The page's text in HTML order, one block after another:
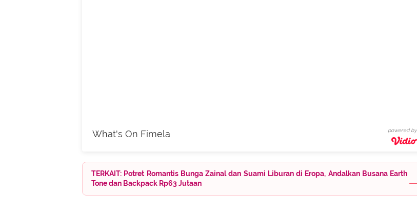
What's On Fimela powered by
TERKAIT: Potret Romantis Bunga Zainal dan Suami Liburan di Eropa, Andalkan Busana Earth
Tone dan Backpack Rp63 Jutaan